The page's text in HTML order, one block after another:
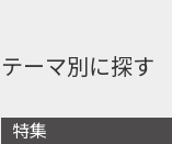
テーマ別に探す
特集